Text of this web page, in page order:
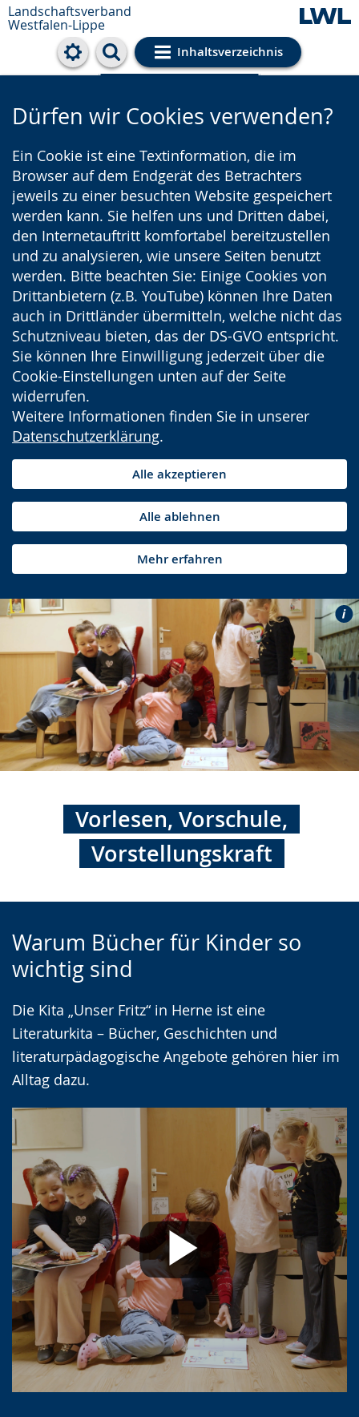
Landschaftsverband
Westfalen-Lippe
Inhaltsverzeichnis
Cookie-Einstellungen
Dürfen wir Cookies verwenden?
Ein Cookie ist eine Textinformation, die im
Browser auf dem Endgerät des Betrachters
jeweils zu einer besuchten Website gespeichert
werden kann. Sie helfen uns und Dritten dabei,
den Internetauftritt komfortabel bereitzustellen
und zu analysieren, wie unsere Seiten benutzt
werden. Bitte beachten Sie: Einige Cookies von
Drittanbietern (z.B. YouTube) können Ihre Daten
auch in Drittländer übermitteln, welche nicht das
Schutzniveau bieten, das der DS-GVO entspricht.
Sie können Ihre Einwilligung jederzeit über die
Cookie-Einstellungen unten auf der Seite
widerrufen.
Weitere Informationen finden Sie in unserer
Datenschutzerklärung.
Alle akzeptieren
Alle ablehnen
Mehr erfahren
Vorlesen, Vorschule,
Vorstellungskraft
Warum Bücher für Kinder so
wichtig sind
Die Kita „Unser Fritz“ in Herne ist eine
Literaturkita – Bücher, Geschichten und
literaturpädagogische Angebote gehören hier im
Alltag dazu.
Mit dem Abspielen des Videos akzeptieren
Sie die Datenschutzerklärung von
YouTube.
Mehr erfahren
Ich akzeptiere. Hinweis ausblenden
und YouTube-Videos in Zukunft
immer anzeigen.
Video abspielen
Leichten
Sprache
Audio-
Unterstützung.
Video
in
Gebärdensprache
wird
angezeigt.